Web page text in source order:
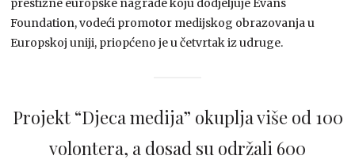
prestižne europske nagrade koju dodjeljuje Evans
Foundation, vodeći promotor medijskog obrazovanja u
Europskoj uniji, priopćeno je u četvrtak iz udruge.
Projekt “Djeca medija” okuplja više od 100
volontera, a dosad su održali 600